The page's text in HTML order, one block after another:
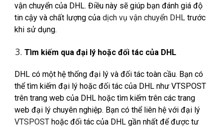
vận chuyển của DHL. Điều này sẽ giúp bạn đánh giá độ
tin cậy và chất lượng củadịch vụ vận chuyển DHL trước
khi sử dụng.
Tìm kiếm qua đại lý hoặc đối tác của DHL
DHL có một hệ thống đại lý và đối tác toàn cầu. Bạn có
thể tìm kiếm đại lý hoặc đối tác của DHL như VTSPOST
trên trang web của DHL hoặc tìm kiếm trên các trang
web đại lý chuyên nghiệp. Bạn có thể liên hệ với đại lý
VTSPOST hoặc đối tác của DHL gần nhất để được tư